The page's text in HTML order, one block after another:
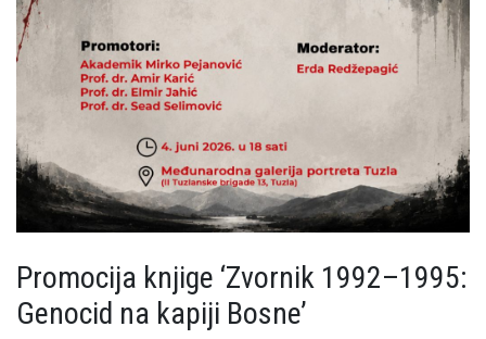
Promocija knjige ‘Zvornik 1992–1995:
Genocid na kapiji Bosne’